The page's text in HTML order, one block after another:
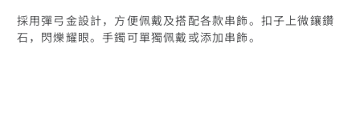
採用彈弓金設計，方便佩戴及搭配各款串飾。扣子上微鑲鑽
石，閃爍耀眼。手鐲可單獨佩戴或添加串飾。